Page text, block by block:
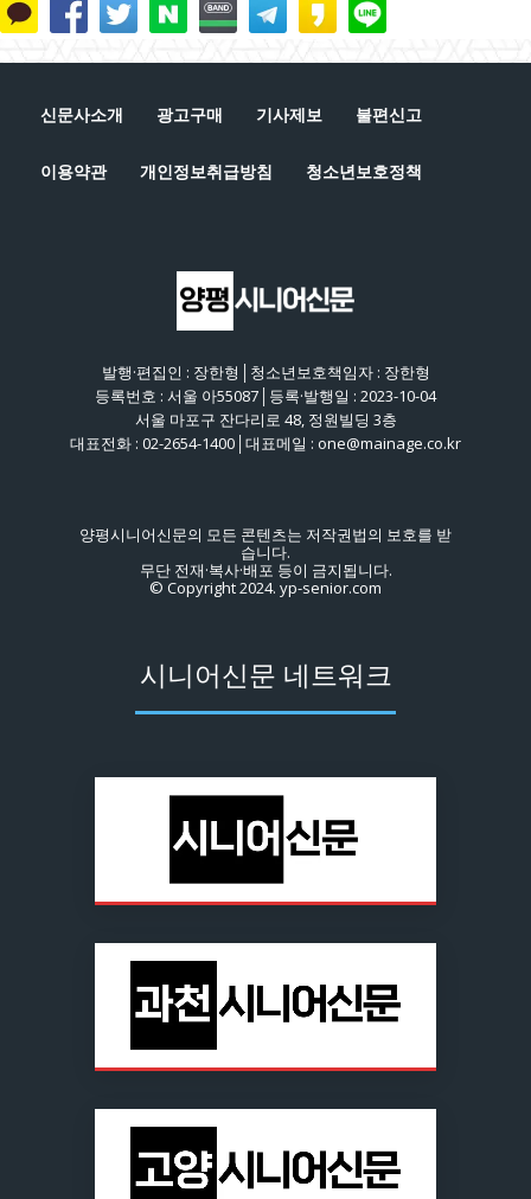
신문사소개 광고구매 기사제보 불편신고
이용약관 개인정보취급방침 청소년보호정책
발행·편집인 : 장한형│청소년보호책임자 : 장한형
등록번호 : 서울 아55087│등록·발행일 : 2023-10-04
서울 마포구 잔다리로 48, 정원빌딩 3층
대표전화 : 02-2654-1400│대표메일 : one@mainage.co.kr
양평시니어신문의 모든 콘텐츠는 저작권법의 보호를 받
습니다.
무단 전재·복사·배포 등이 금지됩니다.
© Copyright 2024. yp-senior.com
시니어신문 네트워크